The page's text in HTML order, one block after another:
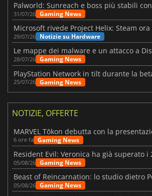
31/07/26 Gaming News
Microsoft rivede Project Helix: Steam
29/07/26 Notizie su Hardware
28/07/26 Gaming News
25/07/26 Gaming News
NOTIZIE, OFFERTE
6 ore fa Gaming News
05/08/26 Gaming News
05/08/26 Gaming News